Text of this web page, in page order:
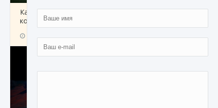
Как исправить ошибку EA FC 25 beta,
которая не работает